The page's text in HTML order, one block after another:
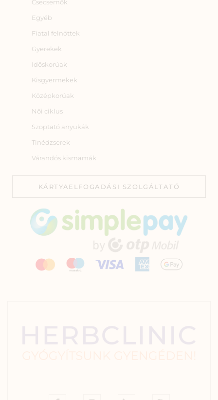
Csecsemők
Egyéb
Fiatal felnőttek
Gyerekek
Időskorúak
Kisgyermekek
Középkorúak
Női ciklus
Szoptató anyukák
Tinédzserek
Várandós kismamák
KÁRTYAELFOGADÁSI SZOLGÁLTATÓ